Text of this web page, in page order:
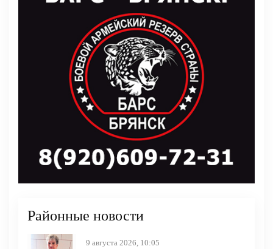
Районные новости
9 августа 2026, 10:05